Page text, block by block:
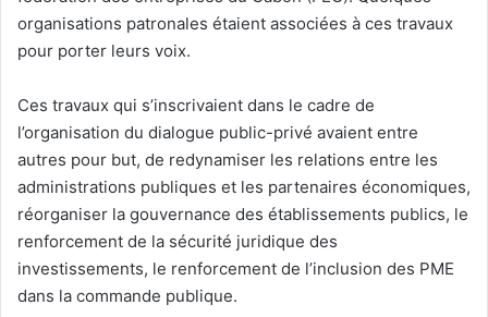
organisations patronales étaient associées à ces travaux
pour porter leurs voix.
Ces travaux qui s’inscrivaient dans le cadre de
l’organisation du dialogue public-privé avaient entre
autres pour but, de redynamiser les relations entre les
administrations publiques et les partenaires économiques,
réorganiser la gouvernance des établissements publics, le
renforcement de la sécurité juridique des
investissements, le renforcement de l’inclusion des PME
dans la commande publique.